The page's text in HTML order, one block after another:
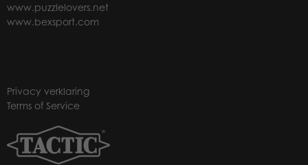
www.puzzlelovers.net
www.bexsport.com
Privacy verklaring
Terms of Service